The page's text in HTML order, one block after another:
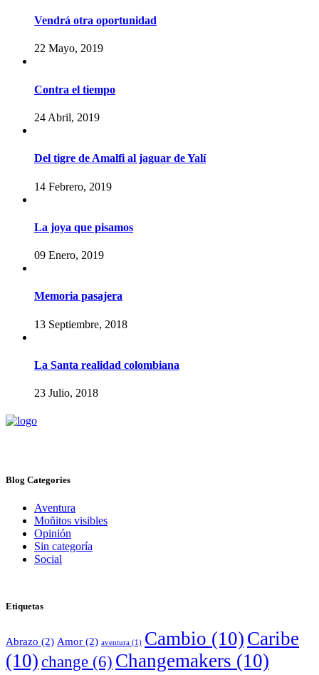
Vendrá otra oportunidad
22 Mayo, 2019
Contra el tiempo
24 Abril, 2019
Del tigre de Amalfi al jaguar de Yalí
14 Febrero, 2019
La joya que pisamos
09 Enero, 2019
Memoria pasajera
13 Septiembre, 2018
La Santa realidad colombiana
23 Julio, 2018
Blog Categories
Aventura
Moñitos visibles
Opinión
Sin categoría
Social
Etiquetas
Abrazo (2) Amor (2) aventura (1) Cambio (10) Caribe
(10) change (6) Changemakers (10)